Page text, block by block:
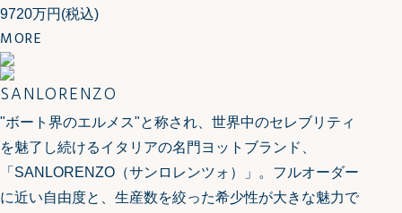
9720万円 (税込)
MORE
SANLORENZO
"ボート界のエルメス"と称され、世界中のセレブリティ
を魅了し続けるイタリアの名門ヨットブランド、
「SANLORENZO（サンロレンツォ）」。フルオーダー
に近い自由度と、生産数を絞った希少性が大きな魅力で